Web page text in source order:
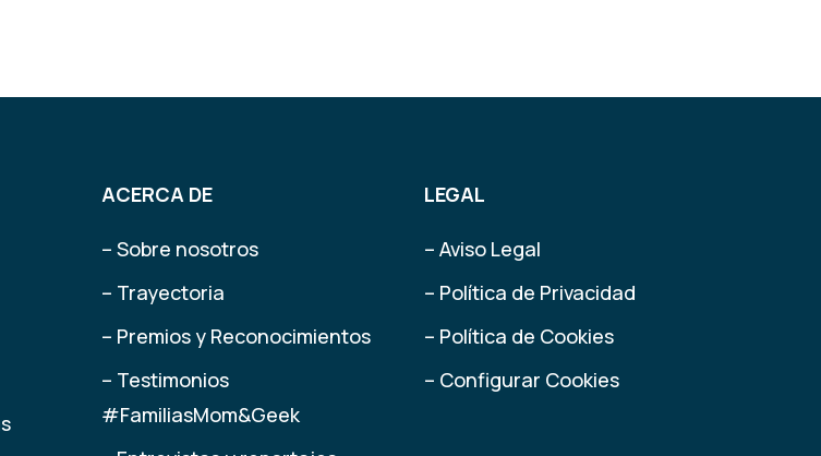
ACERCA DE
– Sobre nosotros
– Trayectoria
– Premios y Reconocimientos
– Testimonios
#FamiliasMom&Geek
LEGAL
– Aviso Legal
– Política de Privacidad
– Política de Cookies
– Configurar Cookies